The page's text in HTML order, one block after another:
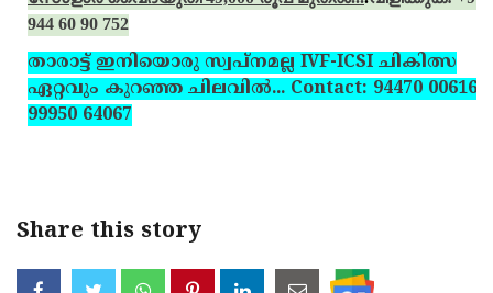
944 60 90 752
താരാട്ട് ഇനിയൊരു സ്വപ്‌നമല്ല IVF-ICSI ചികിത്സ
ഏറ്റവും കുറഞ്ഞ ചിലവില്‍... Contact: 94470 00616,
99950 64067
Share this story